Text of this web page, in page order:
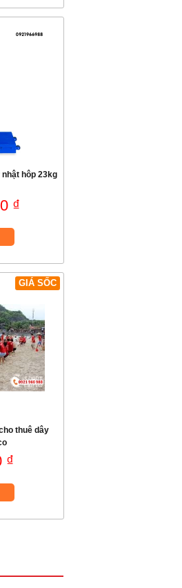
hôp 23kg
₫
GIÁ SỐC
thuê dây
₫